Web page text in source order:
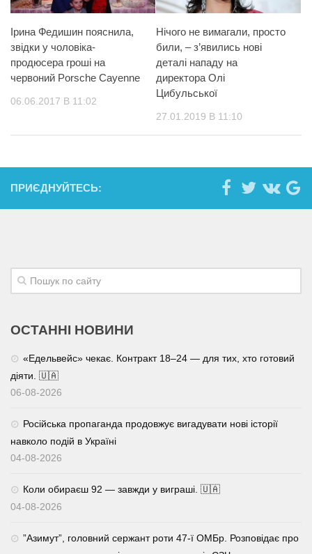
Ірина Федишин пояснила,
звідки у чоловіка-
продюсера гроші на
червоний Porsсhe Cayenne
06.06.2017 В 11:02
Нічого не вимагали, просто
били, – з’явились нові
деталі нападу на
директора Олі
Цибульської
27.01.2019 В 11:10
ПРИЄДНУЙТЕСЬ:
ОСТАННІ НОВИНИ
«Едельвейс» чекає. Контракт 18–24 — для тих, хто готовий
діяти. 🇺🇦
06-08-2026
Російська пропаганда продовжує вигадувати нові історії
навколо подій в Україні
04-08-2026
Коли обираєш 92 — завжди у виграші. 🇺🇦
04-08-2026
⁨”Азимут”, головний сержант роти 47-ї ОМБр. Розповідає про